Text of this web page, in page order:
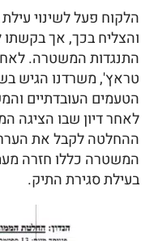
הלקוח פעל לשינוי
והצליח בכך, אך
התנגדות המשטרה.
טראץ', משרדנו הגיש
הטעמים העובדתיים
לאחר דיון שבו
ההחלטה לקבל את הערר
המשטרה כללו חזרה
בעילת סגירת התיק.